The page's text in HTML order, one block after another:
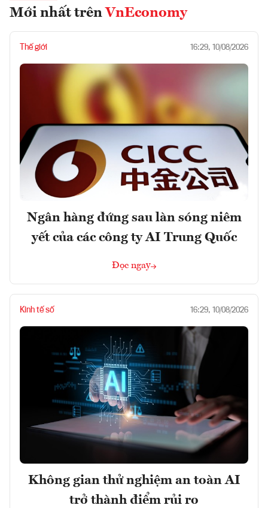
Mới nhất trên VnEconomy
Thế giới 16:29, 10/08/2026
Ngân hàng đứng sau làn sóng niêm
yết của các công ty AI Trung Quốc
Đọc ngay
Kinh tế số 16:29, 10/08/2026
Không gian thử nghiệm an toàn AI
trở thành điểm rủi ro